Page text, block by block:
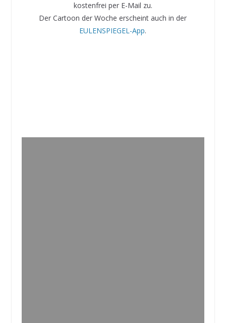
kostenfrei per E-Mail zu.
Der Cartoon der Woche erscheint auch in der
EULENSPIEGEL-App.